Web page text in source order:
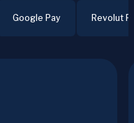
Google Pay Revolut